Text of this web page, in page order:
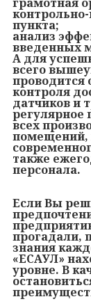
пункта;
анализ
введенных
А для
всего
проводится
контроля
датчиков и
регулярное
всех
помещений,
также
персонала.
Если Вы
прогадали,
знания
«ЕСАУЛ»
уровне. В